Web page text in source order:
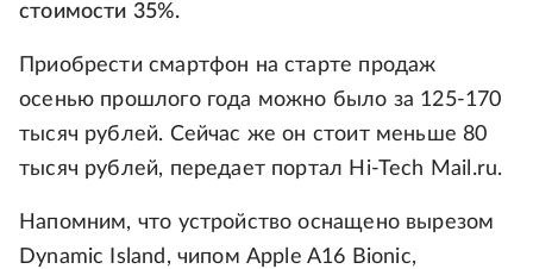
стоимости 35%.
Приобрести смартфон на старте продаж
осенью прошлого года можно было за 125-170
тысяч рублей. Сейчас же он стоит меньше 80
тысяч рублей, передает портал Hi-Tech Mail.ru.
Напомним, что устройство оснащено вырезом
Dynamic Island, чипом Apple A16 Bionic,